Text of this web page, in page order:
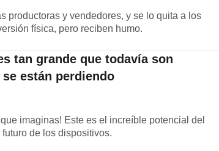
productoras y vendedores, y se lo quita a los
física, pero reciben humo.
tan grande que todavía son
están perdiendo
imaginas! Este es el increíble potencial del
de los dispositivos.